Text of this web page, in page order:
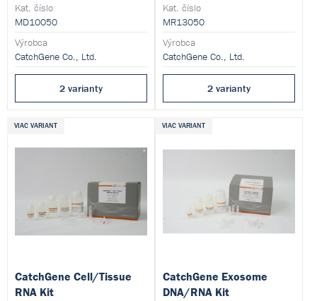
Kat. číslo
MD10050
Výrobca
CatchGene Co., Ltd.
2 varianty
Kat. číslo
MR13050
Výrobca
CatchGene Co., Ltd.
2 varianty
VIAC VARIANT
CatchGene Cell/Tissue
RNA Kit
VIAC VARIANT
CatchGene Exosome
DNA/RNA Kit